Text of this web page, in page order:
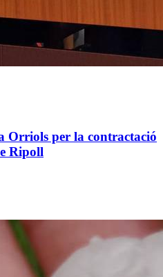
Orriols per la contractació
Ripoll